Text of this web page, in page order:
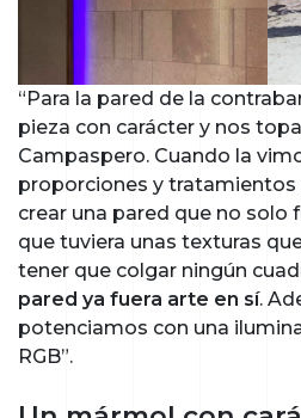
“Para la pared de la
pieza con carácter y nos
Campaspero. Cuando la
proporciones y tratamientos
crear una pared que no solo
que tuviera unas texturas
tener que colgar ningún
pared ya fuera arte en sí.
potenciamos con una
RGB”.